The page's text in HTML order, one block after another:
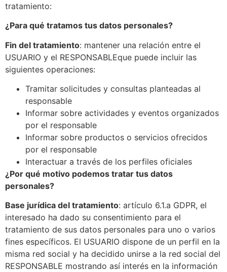
tratamiento:
¿Para qué tratamos tus datos personales?
Fin del tratamiento: mantener una relación entre el
USUARIO y el RESPONSABLEque puede incluir las
siguientes operaciones:
Tramitar solicitudes y consultas planteadas al
responsable
Informar sobre actividades y eventos organizados
por el responsable
Informar sobre productos o servicios ofrecidos
por el responsable
Interactuar a través de los perfiles oficiales
¿Por qué motivo podemos tratar tus datos
personales?
Base jurídica del tratamiento: artículo 6.1.a GDPR, el
interesado ha dado su consentimiento para el
tratamiento de sus datos personales para uno o varios
fines específicos. El USUARIO dispone de un perfil en la
misma red social y ha decidido unirse a la red social del
RESPONSABLE mostrando así interés en la información